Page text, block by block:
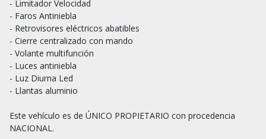
- Limitador Velocidad
- Faros Antiniebla
- Retrovisores eléctricos abatibles
- Cierre centralizado con mando
- Volante multifunción
- Luces antiniebla
- Luz Diurna Led
- Llantas aluminio
Este vehículo es de ÚNICO PROPIETARIO con procedencia
NACIONAL.